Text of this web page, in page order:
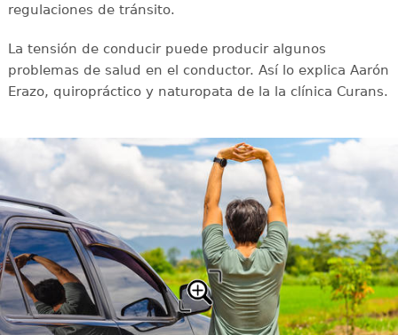
regulaciones de tránsito.
La tensión de conducir puede producir algunos
problemas de salud en el conductor. Así lo explica Aarón
Erazo, quiropráctico y naturopata de la la clínica Curans.